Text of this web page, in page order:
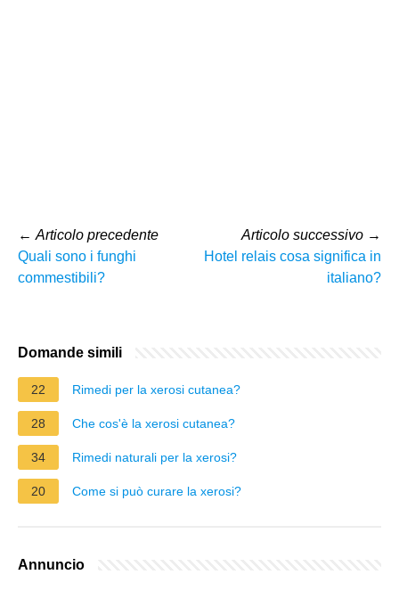
← Articolo precedente
Quali sono i funghi
commestibili?
Articolo successivo →
Hotel relais cosa significa in
italiano?
Domande simili
22 Rimedi per la xerosi cutanea?
28 Che cos'è la xerosi cutanea?
34 Rimedi naturali per la xerosi?
20 Come si può curare la xerosi?
Annuncio